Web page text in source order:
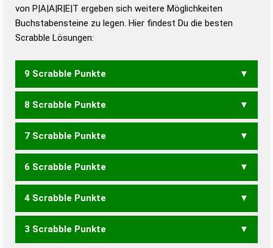
Duden – Die deutsche Grammatik
Duden – Deutsches
von P|A|A|R|E|T ergeben sich weitere Möglichkeiten
Buchstabensteine zu legen. Hier findest Du die besten
Scrabble Lösungen:
9 Scrabble Punkte
APARTE PAARTE PARATE
8 Scrabble Punkte
APART APERT PAART
TAPER TAPRE
7 Scrabble Punkte
APER APRE PARA PART
6 Scrabble Punkte
PAR PER RAP REP
4 Scrabble Punkte
ARTE RATE TARA
3 Scrabble Punkte